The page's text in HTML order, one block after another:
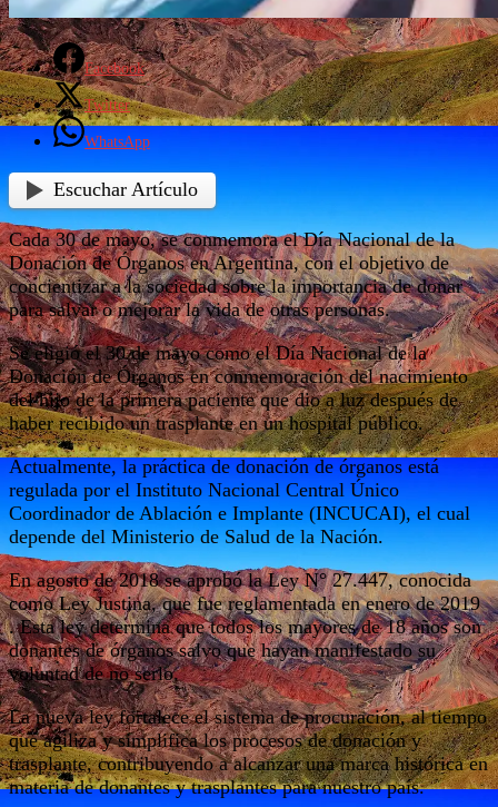
Facebook
Twitter
WhatsApp
Escuchar Artículo
Cada 30 de mayo, se conmemora el Día Nacional de la
Donación de Órganos en Argentina, con el objetivo de
concientizar a la sociedad sobre la importancia de donar
para salvar o mejorar la vida de otras personas.
Se eligió el 30 de mayo como el Día Nacional de la
Donación de Órganos en conmemoración del nacimiento
del hijo de la primera paciente que dio a luz después de
haber recibido un trasplante en un hospital público.
Actualmente, la práctica de donación de órganos está
regulada por el Instituto Nacional Central Único
Coordinador de Ablación e Implante (INCUCAI), el cual
depende del Ministerio de Salud de la Nación.
En agosto de 2018 se aprobó la Ley N° 27.447, conocida
como Ley Justina, que fue reglamentada en enero de 2019
. Esta ley determina que todos los mayores de 18 años son
donantes de órganos salvo que hayan manifestado su
voluntad de no serlo.
La nueva ley fortalece el sistema de procuración, al tiempo
que agiliza y simplifica los procesos de donación y
trasplante, contribuyendo a alcanzar una marca histórica en
materia de donantes y trasplantes para nuestro país.